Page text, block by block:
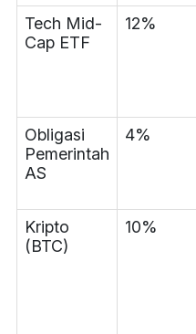
Tech Mid-
Cap ETF
12%
Obligasi
Pemerintah
AS
4%
Kripto
(BTC)
10%